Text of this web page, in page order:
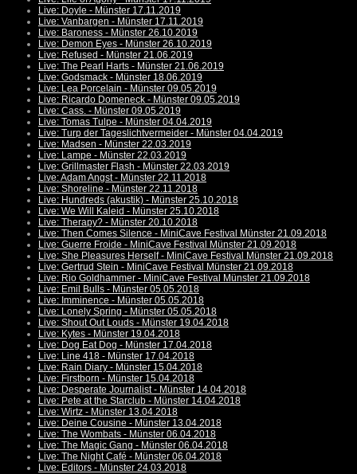
Live: Doyle - Münster 17.11.2019
Live: Vanbargen - Münster 17.11.2019
Live: Baroness - Münster 26.10.2019
Live: Demon Eyes - Münster 26.10.2019
Live: Refused - Münster 21.06.2019
Live: The Pearl Harts - Münster 21.06.2019
Live: Godsmack - Münster 18.06.2019
Live: Lea Porcelain - Münster 09.05.2019
Live: Ricardo Domeneck - Münster 09.05.2019
Live: Cass. - Münster 09.05.2019
Live: Tomas Tulpe - Münster 04.04.2019
Live: Turp der Tageslichtvermeider - Münster 04.04.2019
Live: Madsen - Münster 22.03.2019
Live: Lampe - Münster 22.03.2019
Live: Grillmaster Flash - Münster 22.03.2019
Live: Adam Angst - Münster 22.11.2018
Live: Shoreline - Münster 22.11.2018
Live: Hundreds (akustik) - Münster 25.10.2018
Live: We Will Kaleid - Münster 25.10.2018
Live: Therapy? - Münster 20.10.2018
Live: Then Comes Silence - MiniCave Festival Münster 21.09.2018
Live: Guerre Froide - MiniCave Festival Münster 21.09.2018
Live: She Pleasures Herself - MiniCave Festival Münster 21.09.2018
Live: Gertrud Stein - MiniCave Festival Münster 21.09.2018
Live: Rio Goldhammer - MiniCave Festival Münster 21.09.2018
Live: Emil Bulls - Münster 05.05.2018
Live: Imminence - Münster 05.05.2018
Live: Lonely Spring - Münster 05.05.2018
Live: Shout Out Louds - Münster 19.04.2018
Live: Kytes - Münster 19.04.2018
Live: Dog Eat Dog - Münster 17.04.2018
Live: Line 418 - Münster 17.04.2018
Live: Rain Diary - Münster 15.04.2018
Live: Firstborn - Münster 15.04.2018
Live: Desperate Journalist - Münster 14.04.2018
Live: Pete at the Starclub - Münster 14.04.2018
Live: Wirtz - Münster 13.04.2018
Live: Deine Cousine - Münster 13.04.2018
Live: The Wombats - Münster 06.04.2018
Live: The Magic Gang - Münster 06.04.2018
Live: The Night Café - Münster 06.04.2018
Live: Editors - Münster 24.03.2018